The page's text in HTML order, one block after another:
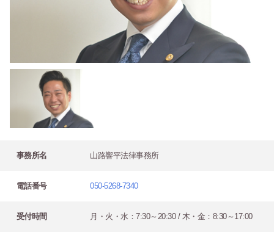
事務所名 山路響平法律事務所
電話番号 050-5268-7340
受付時間 月・火・水：7:30～20:30 / 木・金：8:30～17:00